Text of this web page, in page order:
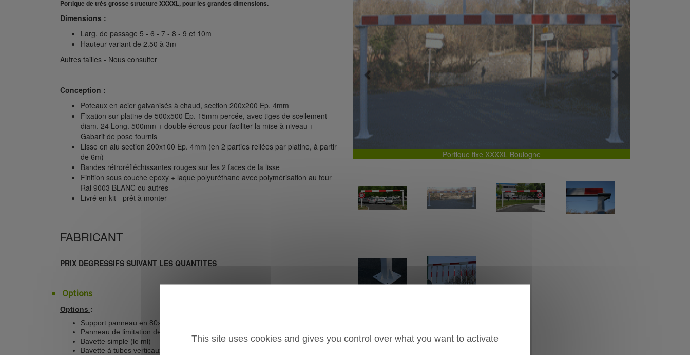
Portique de trés grosse structure XXXXL, pour les grandes dimensions.
Dimensions :
Larg. de passage 5 - 6 - 7 - 8 - 9 et 10m
Hauteur variant de 2.50 à 3m
Autres tailles - Nous consulter
Conception :
Poteaux en acier galvanisés à chaud, section 200x200 Ep. 4mm
Fixation sur platine de 500x500 Ep. 15mm percée, avec tiges de scellement
diam. 24 Long. 500mm + double écrous pour faciliter la mise à niveau +
Gabarit de pose fournis
Lisse en alu section 200x100 Ep. 4mm (en 2 parties reliées par platine, à partir
de 6m)
Bandes rétroréfléchissantes rouges sur les 2 faces de la lisse
Finition sous couche epoxy + laque polyuréthane avec polymérisation au four
Ral 9003 BLANC ou autres
Livré en kit - prêt à monter
FABRICANT
PRIX DEGRESSIFS SUIVANT LES QUANTITES
Options
Options :
Support panneau en 80x40mm
Panneau de limitation de hauteur diam. 650mm
Bavette simple (le ml)
Bavette à tubes verticaux (le ml)
Portique fixe XXXXL Boulogne
Previous
This site uses cookies and gives you control over what you want to activate